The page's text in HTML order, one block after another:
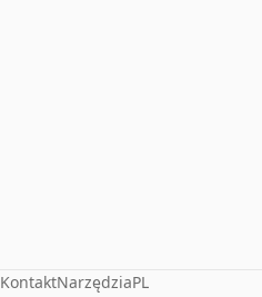
KontaktNarzędziaPL